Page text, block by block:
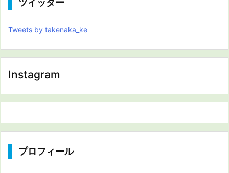
Tweets by takenaka_ke
Instagram
プロフィール